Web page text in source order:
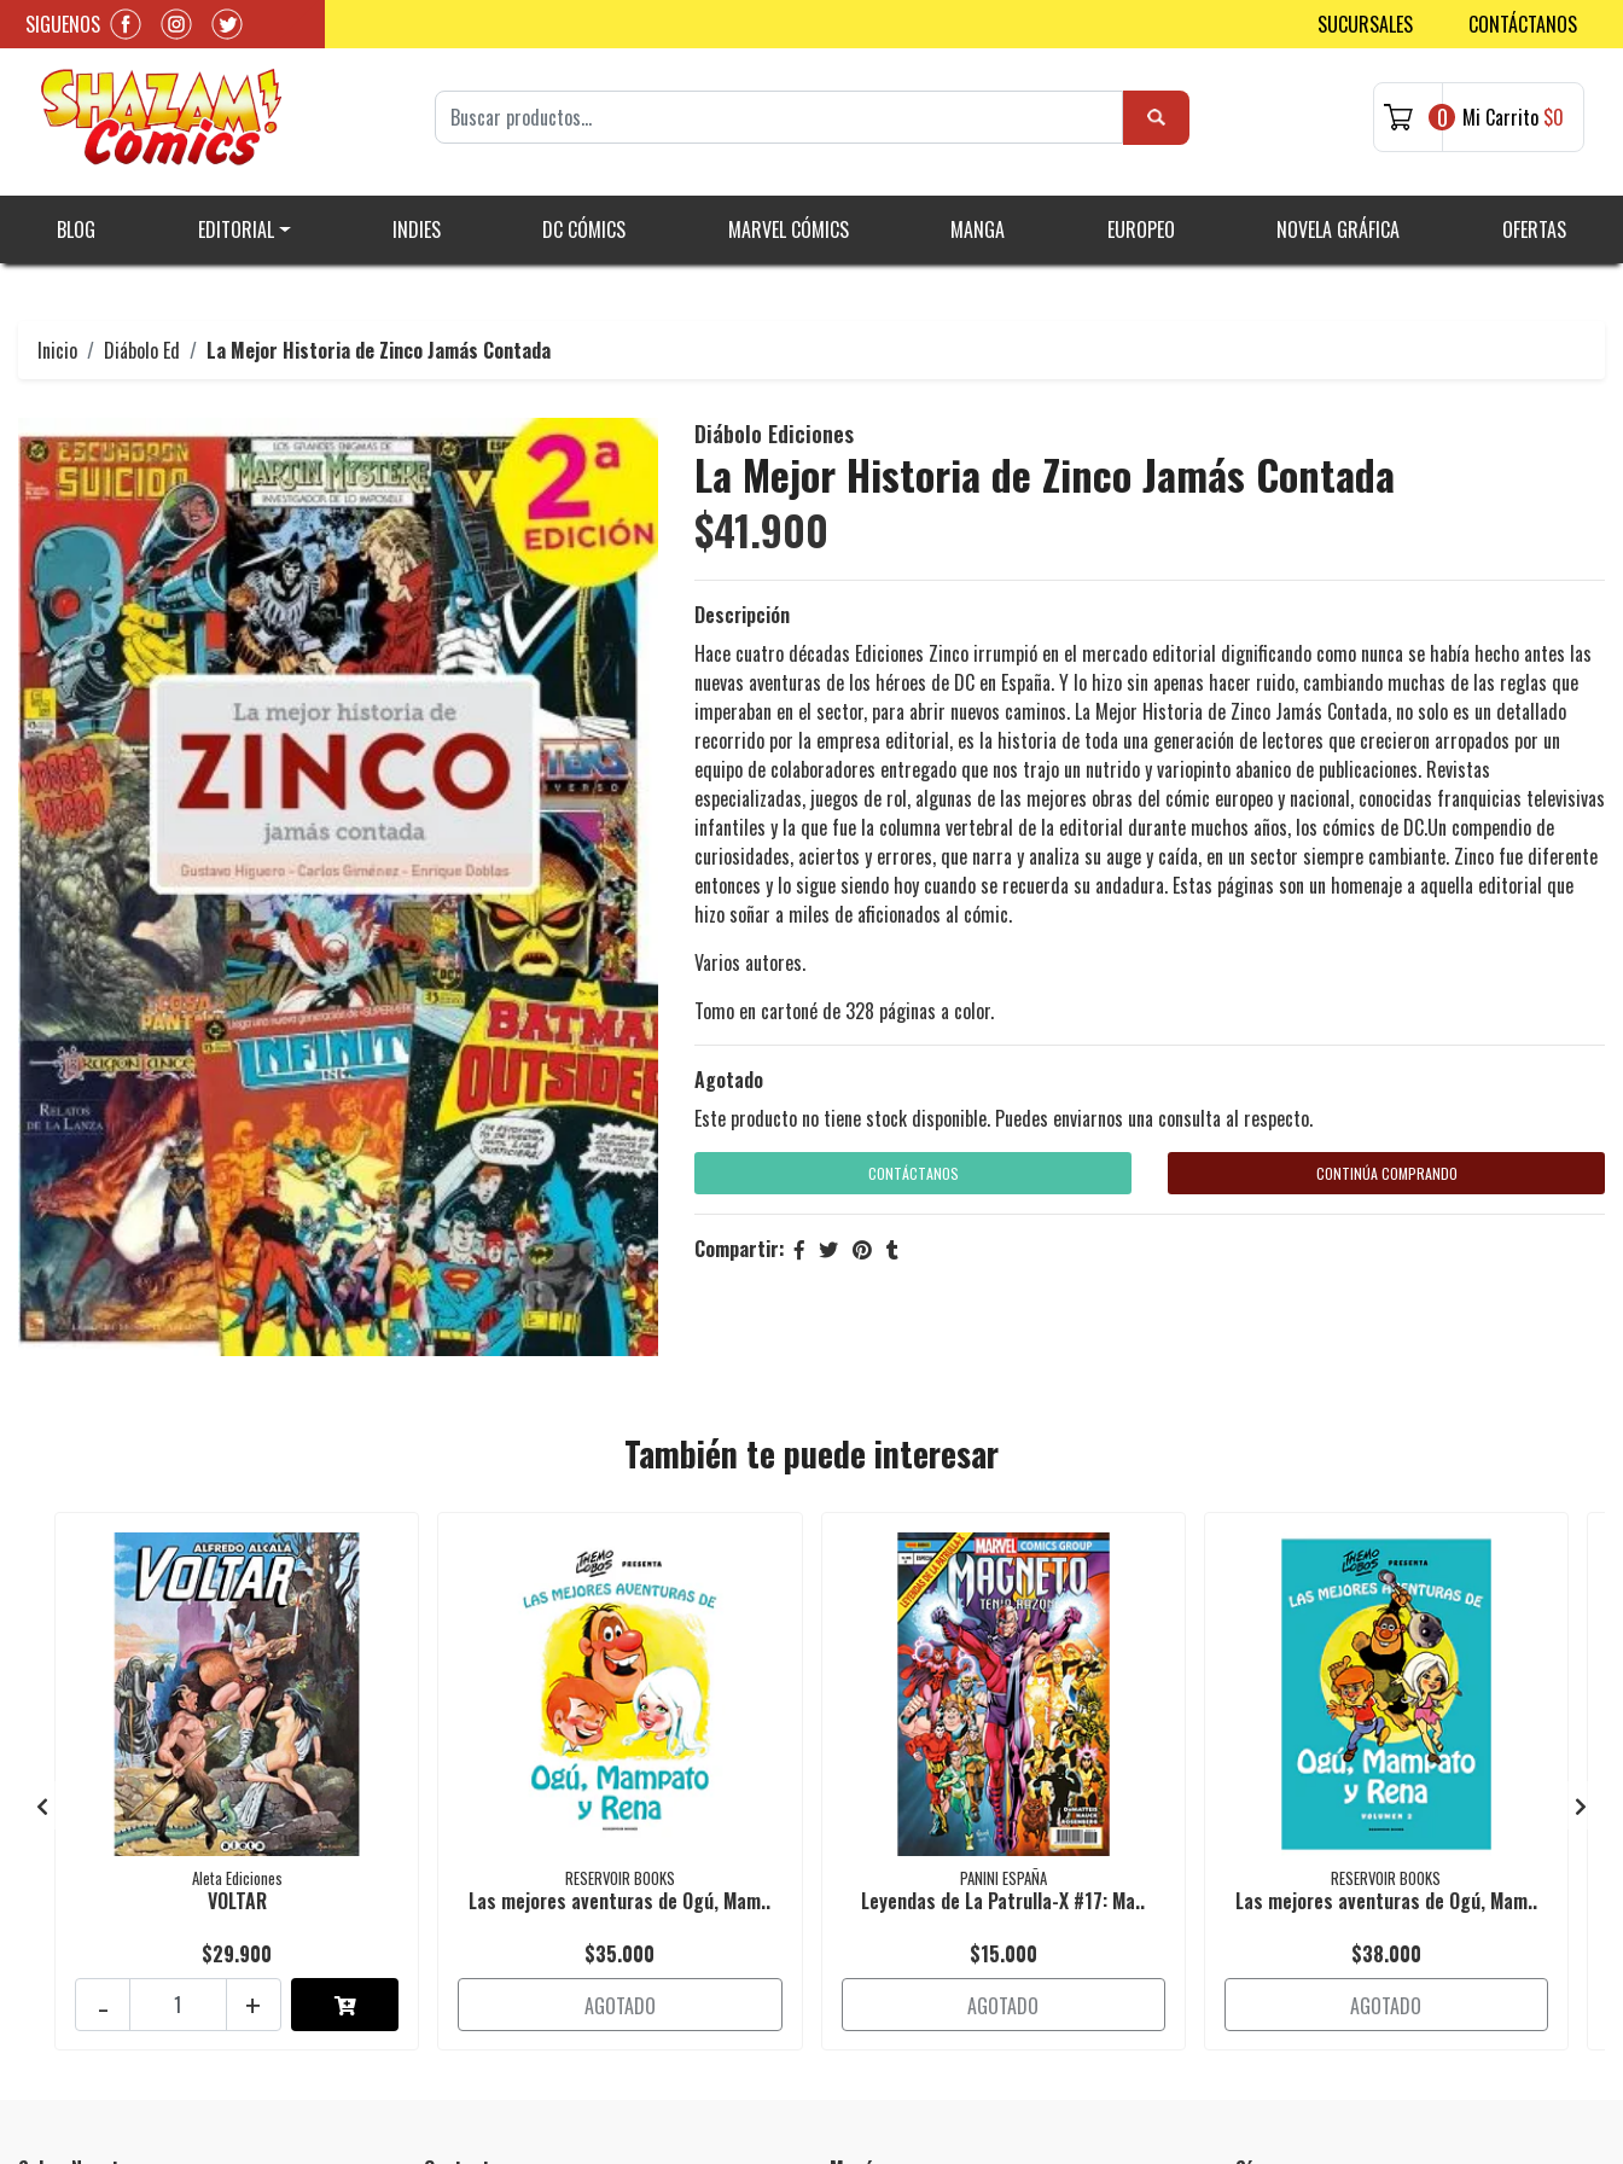
SIGUENOS SUCURSALES CONTÁCTANOS
0 Mi Carrito $0
BLOG EDITORIAL INDIES DC CÓMICS MARVEL CÓMICS MANGA EUROPEO NOVELA GRÁFICA OFERTAS
Inicio Diábolo Ed La Mejor Historia de Zinco Jamás Contada
Diábolo Ediciones
La Mejor Historia de Zinco Jamás Contada
$41.900
Descripción
Hace cuatro décadas Ediciones Zinco irrumpió en el mercado editorial dignificando como nunca se había hecho antes las
nuevas aventuras de los héroes de DC en España. Y lo hizo sin apenas hacer ruido, cambiando muchas de las reglas que
imperaban en el sector, para abrir nuevos caminos. La Mejor Historia de Zinco Jamás Contada, no solo es un detallado
recorrido por la empresa editorial, es la historia de toda una generación de lectores que crecieron arropados por un
equipo de colaboradores entregado que nos trajo un nutrido y variopinto abanico de publicaciones. Revistas
especializadas, juegos de rol, algunas de las mejores obras del cómic europeo y nacional, conocidas franquicias televisivas
infantiles y la que fue la columna vertebral de la editorial durante muchos años, los cómics de DC.Un compendio de
curiosidades, aciertos y errores, que narra y analiza su auge y caída, en un sector siempre cambiante. Zinco fue diferente
entonces y lo sigue siendo hoy cuando se recuerda su andadura. Estas páginas son un homenaje a aquella editorial que
hizo soñar a miles de aficionados al cómic.
Varios autores.
Tomo en cartoné de 328 páginas a color.
Agotado
Este producto no tiene stock disponible. Puedes enviarnos una consulta al respecto.
CONTÁCTANOS CONTINÚA COMPRANDO
Compartir:
También te puede interesar
Aleta Ediciones
VOLTAR
$29.900
+
-
RESERVOIR BOOKS
Las mejores aventuras de Ogú, Mam..
$35.000
AGOTADO
PANINI ESPAÑA
Leyendas de La Patrulla-X #17: Ma..
$15.000
AGOTADO
RESERVOIR BOOKS
Las mejores aventuras de Ogú, Mam..
$38.000
AGOTADO